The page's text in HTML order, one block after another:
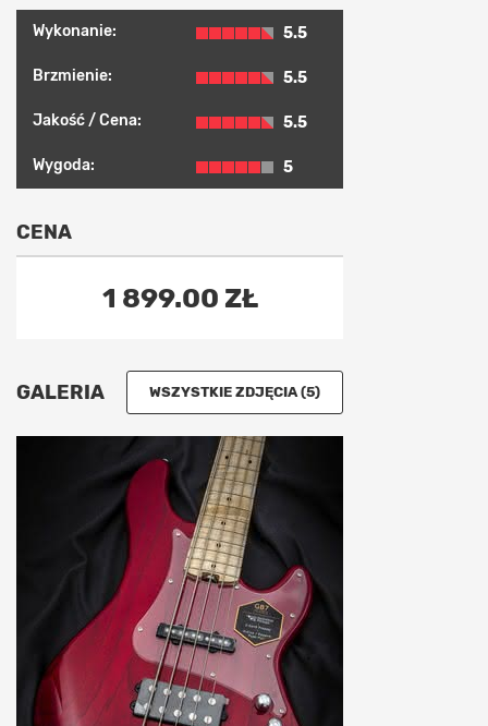
Wykonanie: 5.5
Brzmienie: 5.5
Jakość / Cena: 5.5
Wygoda: 5
CENA
1 899.00 ZŁ
GALERIA WSZYSTKIE ZDJĘCIA (5)